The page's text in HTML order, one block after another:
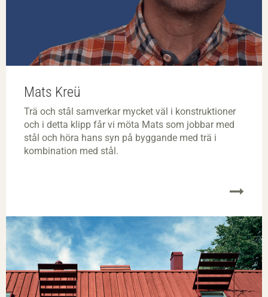
Mats Kreü
Trä och stål samverkar mycket väl i konstruktioner
och i detta klipp får vi möta Mats som jobbar med
stål och höra hans syn på byggande med trä i
kombination med stål.